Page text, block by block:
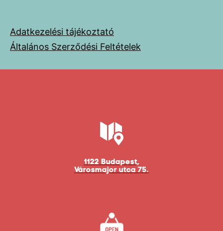
Adatkezelési tájékoztató
Általános Szerződési Feltételek
1122 Budapest,
Városmajor utca 75.